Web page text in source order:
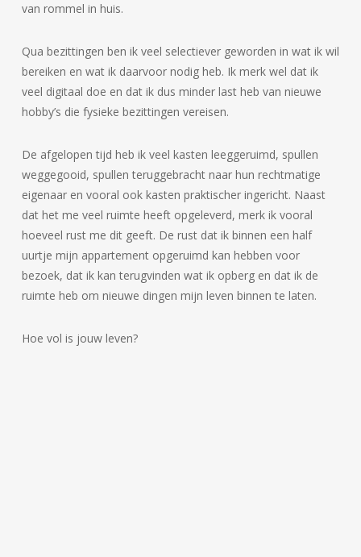
van rommel in huis.
Qua bezittingen ben ik veel selectiever geworden in wat ik wil
bereiken en wat ik daarvoor nodig heb. Ik merk wel dat ik
veel digitaal doe en dat ik dus minder last heb van nieuwe
hobby’s die fysieke bezittingen vereisen.
De afgelopen tijd heb ik veel kasten leeggeruimd, spullen
weggegooid, spullen teruggebracht naar hun rechtmatige
eigenaar en vooral ook kasten praktischer ingericht. Naast
dat het me veel ruimte heeft opgeleverd, merk ik vooral
hoeveel rust me dit geeft. De rust dat ik binnen een half
uurtje mijn appartement opgeruimd kan hebben voor
bezoek, dat ik kan terugvinden wat ik opberg en dat ik de
ruimte heb om nieuwe dingen mijn leven binnen te laten.
Hoe vol is jouw leven?